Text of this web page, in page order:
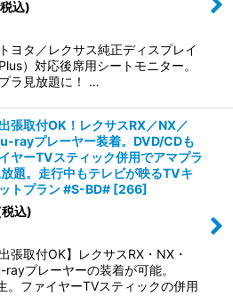
込)
ヨタ／レクサス純正ディスプレイ
）対応後席用シートモニター。
ラ見放題に！ …
張取付OK！レクサスRX／NX／
rayプレーヤー装着。DVD/CDも
ヤーTVスティック併用でアマプラ
題。走行中もテレビが映るTVキ
トプラン #S-BD# [266]
込)
張取付OK】レクサスRX・NX・
rayプレーヤーの装着が可能。
。ファイヤーTVスティックの併用